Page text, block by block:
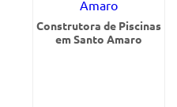
Construtora de Piscinas
em Santo Amaro